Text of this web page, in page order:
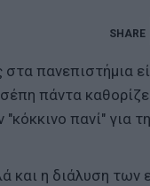
πανεπιστήμια
πάντα
πανί" για
και η διάλυση των